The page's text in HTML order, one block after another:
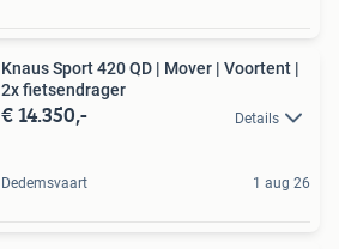
Knaus Sport 420 QD | Mover | Voortent |
2x fietsendrager
€ 14.350,- Details
Dedemsvaart 1 aug 26